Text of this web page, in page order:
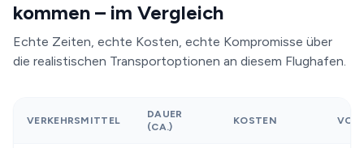
kommen – im Vergleich
Echte Zeiten, echte Kosten, echte Kompromisse über
die realistischen Transportoptionen an diesem Flughafen.
VERKEHRSMITTEL
DAUER
(CA.)
KOSTEN